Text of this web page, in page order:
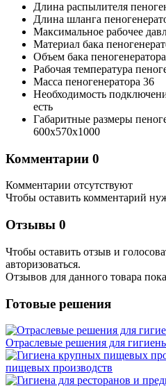
Длина распылителя
Длина шланга
Максимальное рабочее
Материал бака
Объем бака
Рабочая температура
Масса пеногенератора 36
Необходимость
есть
Габаритные размеры
600х570х1000
Комментарии 0
Комментарии отсутствуют
Чтобы оставить комментарий
Отзывы 0
Чтобы оcтавить отзыв и
авторизоваться.
Отзывов для данного товара
Готовые решения
Отраслевые решения для
пищевых производств